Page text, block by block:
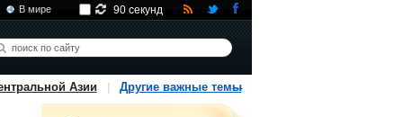
В мире 90 секунд
Азии Другие важные темы